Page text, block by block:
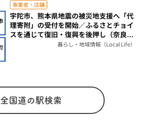
事業者・店舗
宇陀市、熊本県地震の被災地支援へ「代
理寄附」の受付を開始／ふるさとチョイ
スを通じて復旧・復興を後押し（奈良
暮らし・地域情報（Local Life）
全国道の駅検索